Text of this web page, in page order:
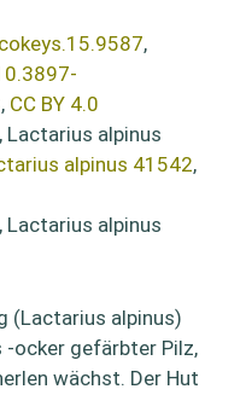
,
, CC BY 4.0
alpinus 41542,
(Lactarius alpinus)
-ocker gefärbter Pilz,
wächst. Der Hut